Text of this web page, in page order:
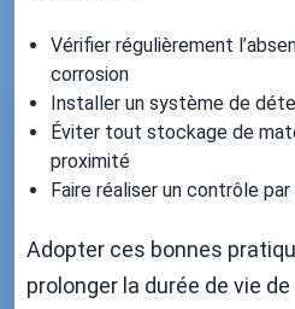
Vérifier régulièrement
corrosion
Installer un système de
Éviter tout stockage de
proximité
Faire réaliser un contrôle
Adopter ces bonnes
prolonger la durée de vie